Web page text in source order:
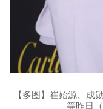
【多图】崔始源、成
等昨日